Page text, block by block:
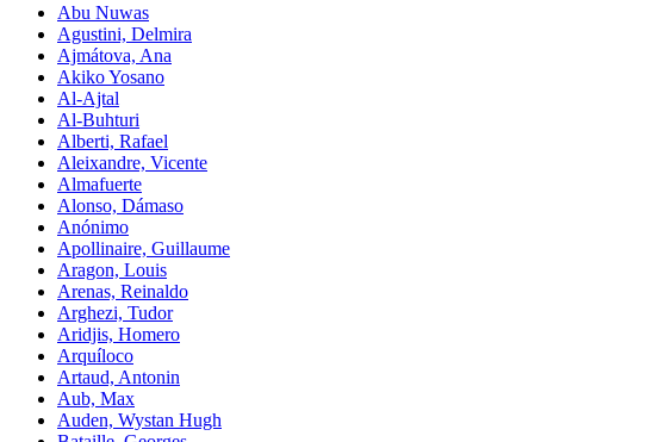
Abu Nuwas
Agustini, Delmira
Ajmátova, Ana
Akiko Yosano
Al-Ajtal
Al-Buhturi
Alberti, Rafael
Aleixandre, Vicente
Almafuerte
Alonso, Dámaso
Anónimo
Apollinaire, Guillaume
Aragon, Louis
Arenas, Reinaldo
Arghezi, Tudor
Aridjis, Homero
Arquíloco
Artaud, Antonin
Aub, Max
Auden, Wystan Hugh